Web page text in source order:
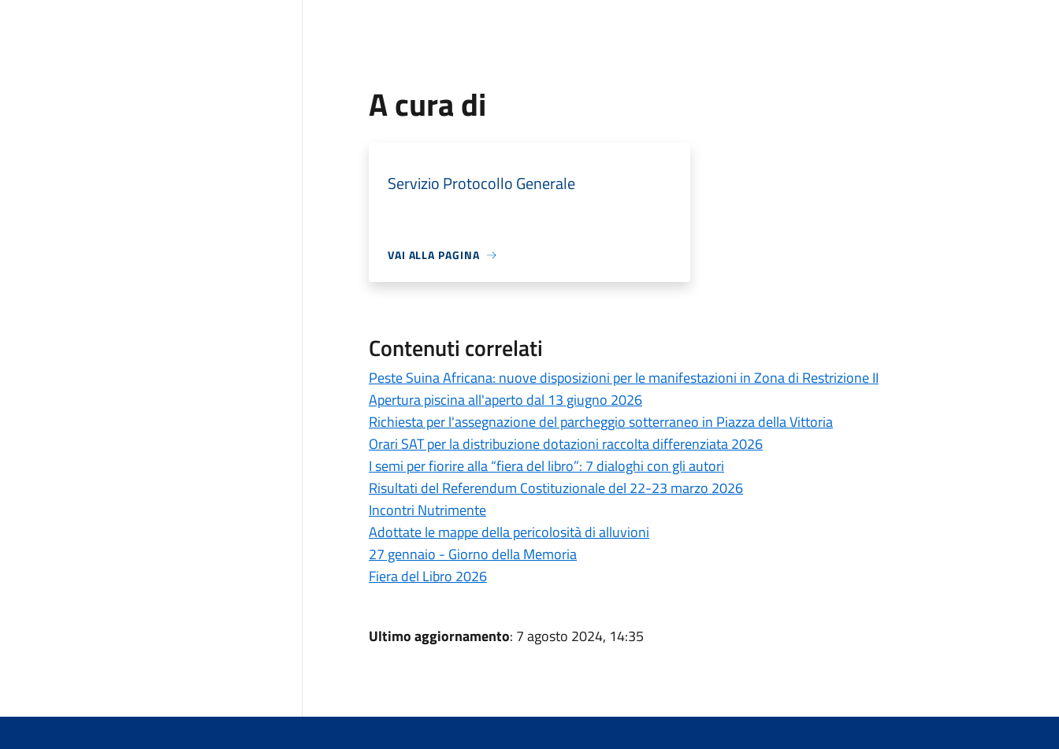
A cura di
Servizio Protocollo Generale
VAI ALLA PAGINA
Contenuti correlati
Peste Suina Africana: nuove disposizioni per le manifestazioni in Zona di Restrizione II
Apertura piscina all'aperto dal 13 giugno 2026
Richiesta per l'assegnazione del parcheggio sotterraneo in Piazza della Vittoria
Orari SAT per la distribuzione dotazioni raccolta differenziata 2026
I semi per fiorire alla “fiera del libro”: 7 dialoghi con gli autori
Risultati del Referendum Costituzionale del 22-23 marzo 2026
Incontri Nutrimente
Adottate le mappe della pericolosità di alluvioni
27 gennaio - Giorno della Memoria
Fiera del Libro 2026
Ultimo aggiornamento: 7 agosto 2024, 14:35